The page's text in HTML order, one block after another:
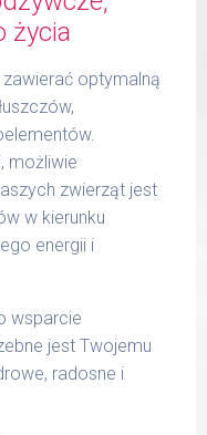
życia
optymalną
możliwie
zwierząt jest
w kierunku
energii i
wsparcie
jest Twojemu
radosne i